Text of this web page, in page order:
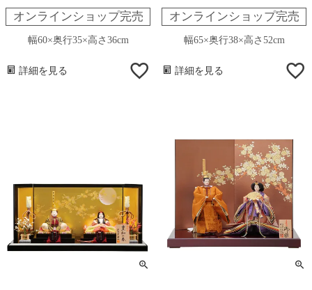
オンラインショップ完売
幅60×奥行35×高さ36cm
詳細を見る
オンラインショップ完売
幅65×奥行38×高さ52cm
詳細を見る